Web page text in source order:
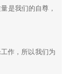
是我们的自尊，
作，所以我们为